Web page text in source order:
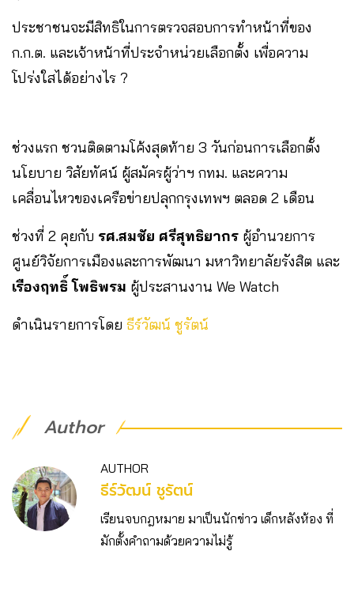
ประชาชนจะมีสิทธิในการตรวจสอบการทำหน้าที่ของ
ก.ก.ต. และเจ้าหน้าที่ประจำหน่วยเลือกตั้ง เพื่อความ
โปร่งใสได้อย่างไร ?
ช่วงแรก ชวนติดตามโค้งสุดท้าย 3 วันก่อนการเลือกตั้ง
นโยบาย วิสัยทัศน์ ผู้สมัครผู้ว่าฯ กทม. และความ
เคลื่อนไหวของเครือข่ายปลุกกรุงเทพฯ ตลอด 2 เดือน
ช่วงที่ 2 คุยกับ รศ.สมชัย ศรีสุทธิยากร ผู้อำนวยการ
ศูนย์วิจัยการเมืองและการพัฒนา มหาวิทยาลัยรังสิต และ
เรืองฤทธิ์ โพธิพรม ผู้ประสานงาน We Watch
ดำเนินรายการโดย ธีร์วัฒน์ ชูรัตน์
Author
AUTHOR
ธีร์วัฒน์ ชูรัตน์
เรียนจบกฎหมาย มาเป็นนักข่าว เด็กหลังห้อง ที่
มักตั้งคำถามด้วยความไม่รู้